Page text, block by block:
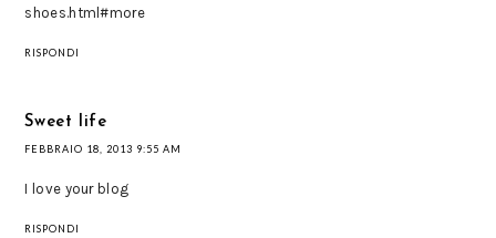
shoes.html#more
RISPONDI
Sweet life
FEBBRAIO 18, 2013 9:55 AM
I love your blog
RISPONDI